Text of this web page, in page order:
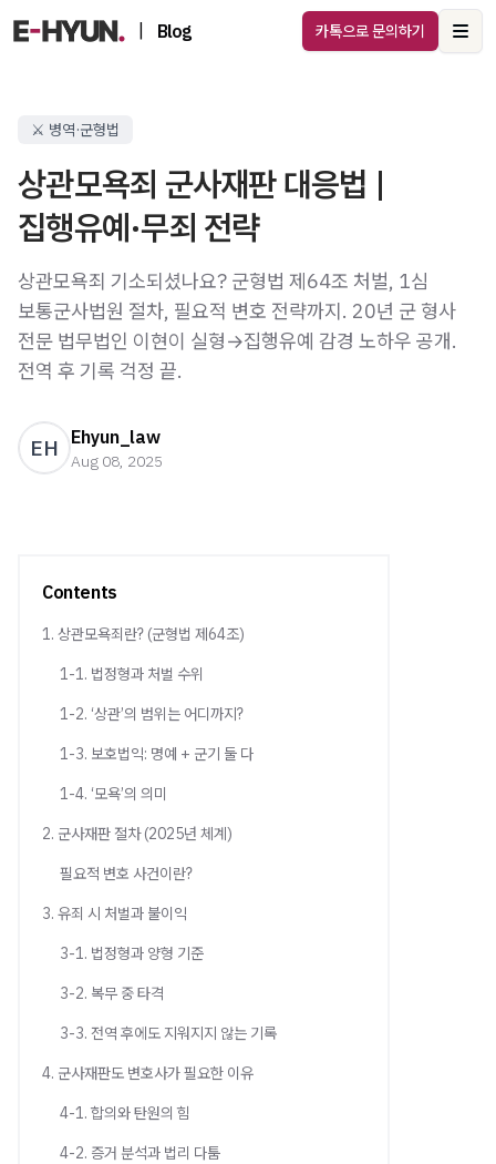
Blog 카톡으로 문의하기
⚔️ 병역·군형법
상관모욕죄 군사재판 대응법 |
집행유예·무죄 전략
상관모욕죄 기소되셨나요? 군형법 제64조 처벌, 1심
보통군사법원 절차, 필요적 변호 전략까지. 20년 군 형사
전문 법무법인 이현이 실형→집행유예 감경 노하우 공개.
전역 후 기록 걱정 끝.
EH Ehyun_law
Aug 08, 2025
Contents
1. 상관모욕죄란? (군형법 제64조)
1-1. 법정형과 처벌 수위
1-2. ‘상관’의 범위는 어디까지?
1-3. 보호법익: 명예 + 군기 둘 다
1-4. ‘모욕’의 의미
2. 군사재판 절차 (2025년 체계)
필요적 변호 사건이란?
3. 유죄 시 처벌과 불이익
3-1. 법정형과 양형 기준
3-2. 복무 중 타격
3-3. 전역 후에도 지워지지 않는 기록
4. 군사재판도 변호사가 필요한 이유
4-1. 합의와 탄원의 힘
4-2. 증거 분석과 법리 다툼